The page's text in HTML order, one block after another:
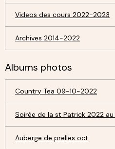
Videos des cours 2022-2023
Archives 2014-2022
Albums photos
Country Tea 09-10-2022
Soirée de la st Patrick 2022 au
Auberge de prelles oct